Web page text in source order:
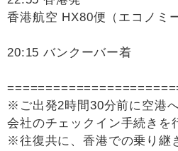
香港航空 HX80便（エコノミー
20:15 バンクーバー着
※ご出発2時間30分前に空港
会社のチェックイン手続きを
※往復共に、香港での乗り継